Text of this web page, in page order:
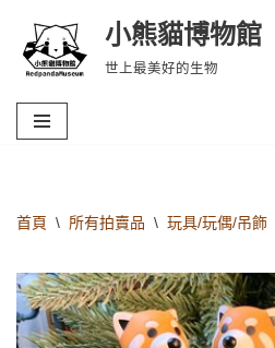
Skip
content
小熊貓博物館
世上最美好的生物
首頁 \ 所有拍賣品 \ 玩具/玩偶/吊飾